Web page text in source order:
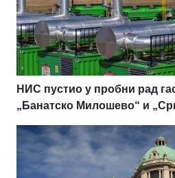
НИС пустио у пробни рад
„Банатско Милошево“ и